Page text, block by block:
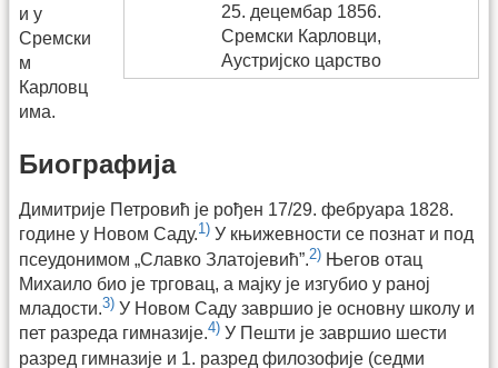
25. децембар 1856.
Сремски Карловци,
Аустријско царство
и у
Сремски
м
Карловц
има.
Биографија
Димитрије Петровић је рођен 17/29. фебруара 1828.
године у Новом Саду.1) У књижевности се познат и под
псеудонимом „Славко Златојевић”.2) Његов отац
Михаило био је трговац, а мајку је изгубио у раној
младости.3) У Новом Саду завршио је основну школу и
пет разреда гимназије.4) У Пешти је завршио шести
разред гимназије и 1. разред филозофије (седми